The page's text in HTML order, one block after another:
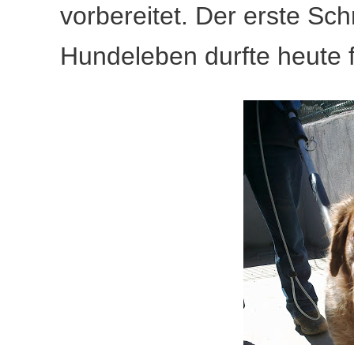
vorbereitet. Der erste
Hundeleben durfte heute